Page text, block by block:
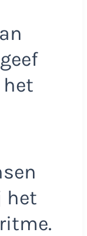
het
het